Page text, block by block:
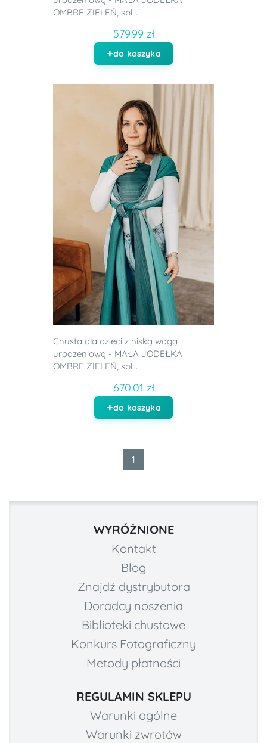
OMBRE ZIELEŃ, spl...
579.99 zł
do koszyka
Chusta dla dzieci z niską wagą
urodzeniową - MAŁA JODEŁKA
OMBRE ZIELEŃ, spl...
670.01 zł
do koszyka
1
WYRÓŻNIONE
Kontakt
Blog
Znajdź dystrybutora
Doradcy noszenia
Biblioteki chustowe
Konkurs Fotograficzny
Metody płatności
REGULAMIN SKLEPU
Warunki ogólne
Warunki zwrotów